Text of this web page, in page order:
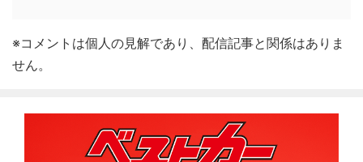
※コメントは個人の見解であり、配信記事と関係はありま
せん。